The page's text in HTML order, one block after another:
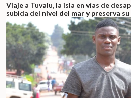
Viaje a Tuvalu, la isla en vías de
subida del nivel del mar y preserva su